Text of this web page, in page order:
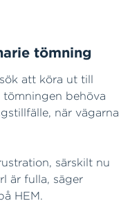
tömning
att köra ut till
behöva
när vägarna
särskilt nu
är fulla, säger
HEM.